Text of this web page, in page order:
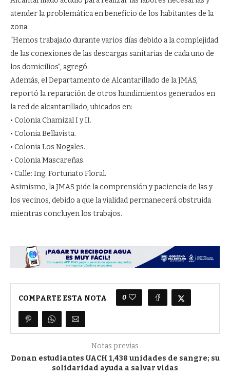
atender la problemática en beneficio de los habitantes de la
zona.
“Hemos trabajado durante varios días debido a la complejidad
de las conexiones de las descargas sanitarias de cada uno de
los domicilios”, agregó.
Además, el Departamento de Alcantarillado de la JMAS,
reportó la reparación de otros hundimientos generados en
la red de alcantarillado, ubicados en:
• Colonia Chamizal I y II.
• Colonia Bellavista.
• Colonia Los Nogales.
• Colonia Mascareñas.
• Calle: Ing. Fortunato Floral.
Asimismo, la JMAS pide la comprensión y paciencia de las y
los vecinos, debido a que la vialidad permanecerá obstruida
mientras concluyen los trabajos.
COMPARTE ESTA NOTA 0
Notas previas
Donan estudiantes UACH 1,438 unidades de sangre; su
solidaridad ayuda a salvar vidas